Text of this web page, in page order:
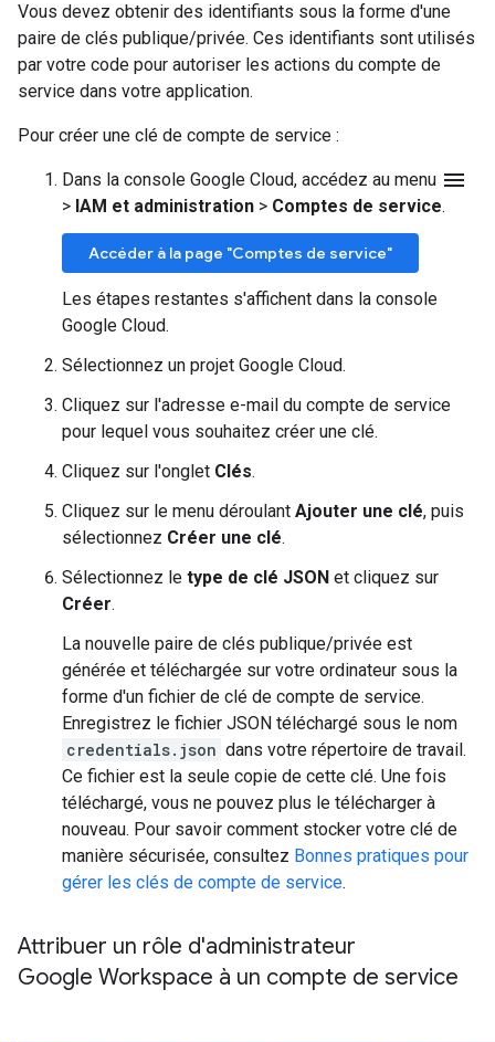
Vous devez obtenir des identifiants sous la forme d'une
paire de clés publique/privée. Ces identifiants sont utilisés
par votre code pour autoriser les actions du compte de
service dans votre application.
Pour créer une clé de compte de service :
Dans la console Google Cloud, accédez au menu menu
> IAM et administration > Comptes de service.
Accéder à la page "Comptes de service"
Les étapes restantes s'affichent dans la console
Google Cloud.
Sélectionnez un projet Google Cloud.
Cliquez sur l'adresse e-mail du compte de service
pour lequel vous souhaitez créer une clé.
Cliquez sur l'onglet Clés.
Cliquez sur le menu déroulant Ajouter une clé, puis
sélectionnez Créer une clé.
Sélectionnez le type de clé JSON et cliquez sur
Créer.
La nouvelle paire de clés publique/privée est
générée et téléchargée sur votre ordinateur sous la
forme d'un fichier de clé de compte de service.
Enregistrez le fichier JSON téléchargé sous le nom
credentials.json dans votre répertoire de travail.
Ce fichier est la seule copie de cette clé. Une fois
téléchargé, vous ne pouvez plus le télécharger à
nouveau. Pour savoir comment stocker votre clé de
manière sécurisée, consultez Bonnes pratiques pour
gérer les clés de compte de service.
Attribuer un rôle d'administrateur
Google Workspace à un compte de service